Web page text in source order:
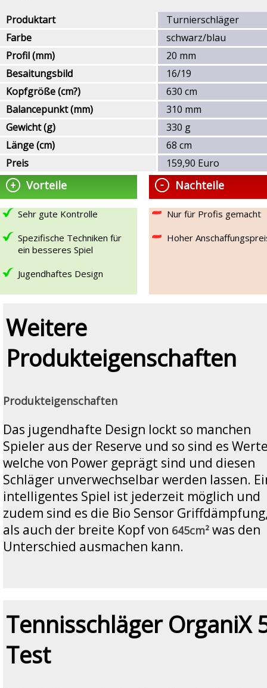
Produktart
Turnierschläger
Farbe
schwarz/blau
Profil (mm)
20 mm
Besaitungsbild
16/19
Kopfgröße (cm?)
630 cm
Balancepunkt (mm)
310 mm
Gewicht (g)
330 g
Länge (cm)
68 cm
Preis
159,90 Euro
Vorteile
Sehr gute Kontrolle
Spezifische Techniken für
ein besseres Spiel
Jugendhaftes Design
Nachteile
Nur für Profis gemacht
Hoher
Weitere
Produkteigenschaften
Produkteigenschaften
Das jugendhafte Design lockt so manchen
Spieler aus der Reserve und so sind es
welche von Power geprägt sind und diesen
Schläger unverwechselbar werden lassen.
intelligentes Spiel ist jederzeit möglich und
zudem sind es die Bio Sensor
als auch der breite Kopf von 645cm² was den
Unterschied ausmachen kann.
Tennisschläger OrganiX
Test